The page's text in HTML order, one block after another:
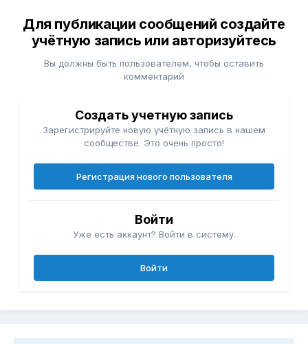
Для публикации сообщений создайте
учётную запись или авторизуйтесь
Вы должны быть пользователем, чтобы оставить
комментарий
Создать учетную запись
Зарегистрируйте новую учётную запись в нашем
сообществе. Это очень просто!
Регистрация нового пользователя
Войти
Уже есть аккаунт? Войти в систему.
Войти